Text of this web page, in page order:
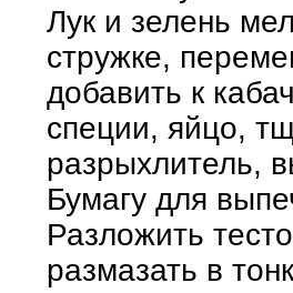
Лук и зелень
стружке,
добавить к
специи, яйцо,
разрыхлитель,
Бумагу для
Разложить
размазать в